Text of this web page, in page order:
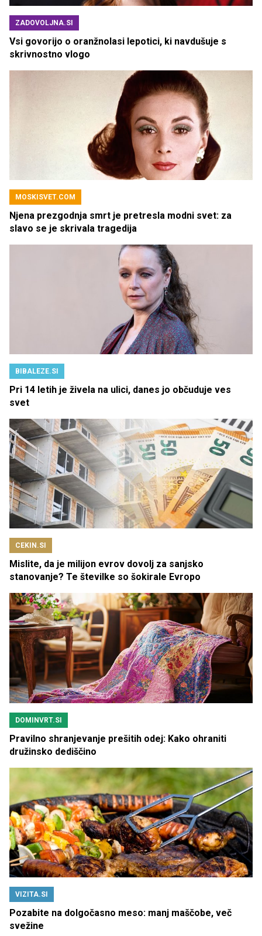
ZADOVOLJNA.SI
Vsi govorijo o oranžnolasi lepotici, ki navdušuje s
skrivnostno vlogo
MOSKISVET.COM
Njena prezgodnja smrt je pretresla modni svet: za
slavo se je skrivala tragedija
BIBALEZE.SI
Pri 14 letih je živela na ulici, danes jo občuduje ves
svet
CEKIN.SI
Mislite, da je milijon evrov dovolj za sanjsko
stanovanje? Te številke so šokirale Evropo
DOMINVRT.SI
Pravilno shranjevanje prešitih odej: Kako ohraniti
družinsko dediščino
VIZITA.SI
Pozabite na dolgočasno meso: manj maščobe, več
svežine